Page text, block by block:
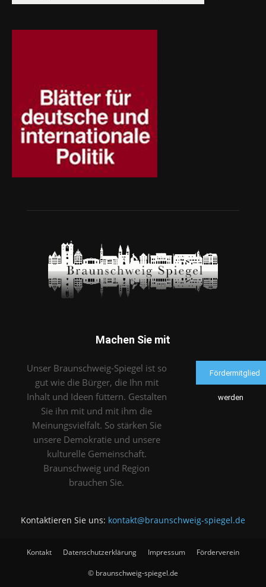
Machen Sie mit
Unser Braunschweig-Spiegel ist so
gut wie die Bürger, die Ihn mit
Inhalt und Ideen füttern. Gestalten
Sie ihn mit und mit ihm die
Meinungsvielfalt. So stärken Sie
unsere Demokratie und unsere
kulturelle Gemeinschaft.
Braunschweig und Region
brauchen Sie.
Fördermitglied
werden
Kontaktieren Sie uns: kontakt@braunschweig-spiegel.de
Kontakt Datenschutzerklärung Impressum Förderverein
© braunschweig-spiegel.de